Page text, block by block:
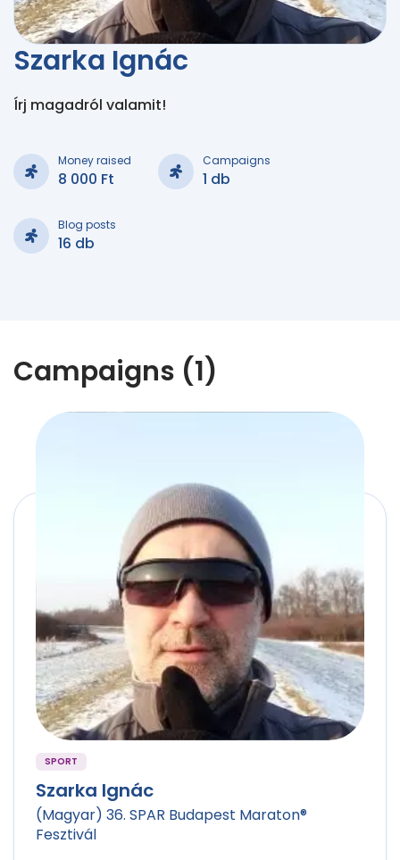
Szarka Ignác
Írj magadról valamit!
Money raised
8 000 Ft
Campaigns
1 db
Blog posts
16 db
Campaigns (1)
SPORT
Szarka Ignác
(Magyar) 36. SPAR Budapest Maraton®
Fesztivál